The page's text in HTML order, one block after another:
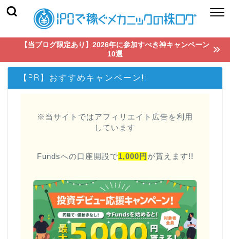
【当ブログ限定あり】2026年に参加すべき神キャンペーン
10選
【PR】おすすめキャンペーン!!
※当サイトではアフィリエイト広告を利用
しています
Fundsへの口座開設で1,000円 が貰えます!!